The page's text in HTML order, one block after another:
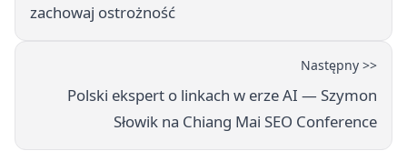
zachowaj ostrożność
Następny >>
Polski ekspert o linkach w erze AI — Szymon
Słowik na Chiang Mai SEO Conference